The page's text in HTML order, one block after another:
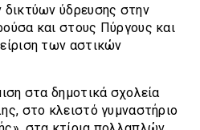
ύδρευσης στην
και στους Πύργους και
των αστικών
στα δημοτικά σχολεία
στο κλειστό γυμναστήριο